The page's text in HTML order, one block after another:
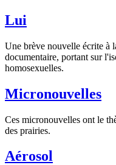
Lui
Une brève nouvelle écrite à
documentaire, portant sur
homosexuelles.
Micronouvelles
Ces micronouvelles ont le
des prairies.
Aérosol